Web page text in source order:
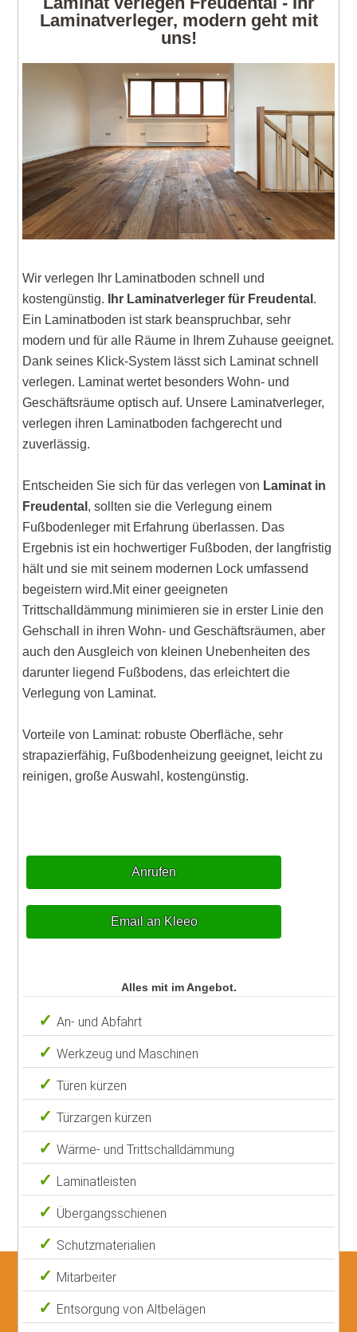
Laminatverleger, modern geht mit
uns!
Wir verlegen Ihr Laminatboden schnell und
kostengünstig.
Ihr Laminatverleger für Freudental .
Ein Laminatboden ist stark beanspruchbar, sehr
modern und für alle Räume in Ihrem Zuhause geeignet.
Dank seines Klick-System lässt sich Laminat schnell
verlegen. Laminat wertet besonders Wohn- und
Geschäftsräume optisch auf. Unsere Laminatverleger,
verlegen ihren Laminatboden fachgerecht und
zuverlässig.
Entscheiden Sie sich für das verlegen von Laminat in
Freudental , sollten sie die Verlegung einem
Fußbodenleger mit Erfahrung überlassen. Das
Ergebnis ist ein hochwertiger Fußboden, der langfristig
hält und sie mit seinem modernen Lock umfassend
begeistern wird.Mit einer geeigneten
Trittschalldämmung minimieren sie in erster Linie den
Gehschall in ihren Wohn- und Geschäftsräumen, aber
auch den Ausgleich von kleinen Unebenheiten des
darunter liegend Fußbodens, das erleichtert die
Verlegung von Laminat.
Vorteile von Laminat: robuste Oberfläche, sehr
strapazierfähig, Fußbodenheizung geeignet, leicht zu
reinigen, große Auswahl, kostengünstig.
Anrufen
Email an Kleeo
Alles mit im Angebot.
An- und Abfahrt
Werkzeug und Maschinen
Türen kürzen
Türzargen kürzen
Wärme- und Trittschalldämmung
Laminatleisten
Übergangsschienen
Schutzmaterialien
Mitarbeiter
Entsorgung von Altbelägen